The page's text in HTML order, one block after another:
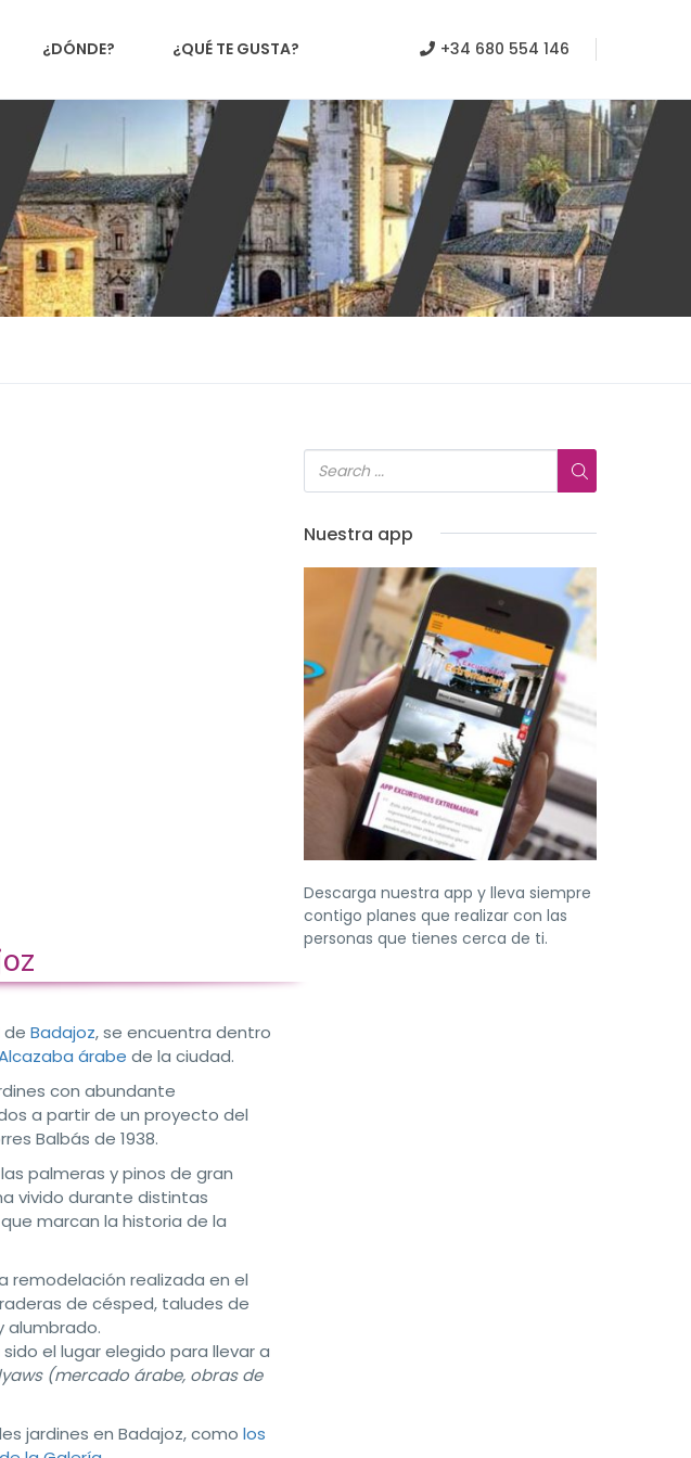
¿DÓNDE? ¿QUÉ TE GUSTA? +34 680 554 146
de Badajoz, se encuentra dentro
árabe de la ciudad.
con abundante
a partir de un proyecto del
Balbás de 1938.
palmeras y pinos de gran
vivido durante distintas
marcan la historia de la
remodelación realizada en el
de césped, taludes de
alumbrado.
el lugar elegido para llevar a
(mercado árabe, obras de
jardines en Badajoz, como los
Nuestra app
Descarga nuestra app y lleva siempre
contigo planes que realizar con las
personas que tienes cerca de ti.